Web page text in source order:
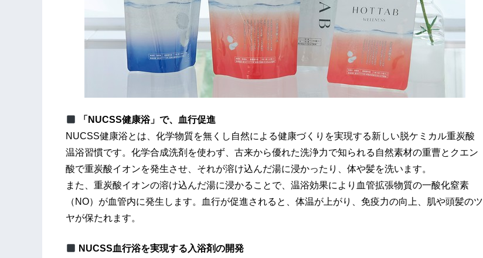
「NUCSS健康浴」で、血行促進
NUCSS健康浴とは、化学物質を無くし自然による健康づくりを実現する新しい脱ケミカル重炭酸
温浴習慣です。化学合成洗剤を使わず、古来から優れた洗浄力で知られる自然素材の重曹とクエン
酸で重炭酸イオンを発生させ、それが溶け込んだ湯に浸かったり、体や髪を洗います。
また、重炭酸イオンの溶け込んだ湯に浸かることで、温浴効果により血管拡張物質の一酸化窒素
（NO）が血管内に発生します。血行が促進されると、体温が上がり、免疫力の向上、肌や頭髪のツ
ヤが保たれます。
NUCSS血行浴を実現する入浴剤の開発